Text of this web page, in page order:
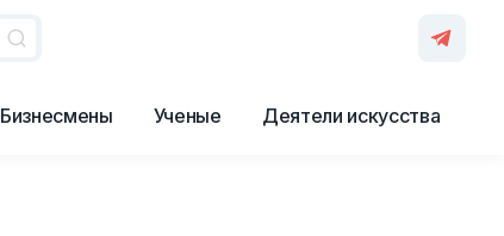
Бизнесмены Ученые Деятели искусства